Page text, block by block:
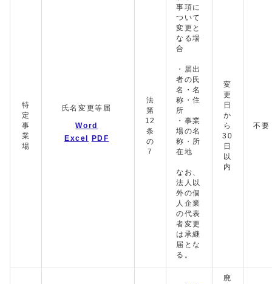
特
定
事
業
場
氏名変更等届
Word
Excel
PDF
法
第
12
条
の
7
事項に
ついて
変更と
なる場
合
・届出
者の氏
名・名
称・住
所
・事業
場の名
称・所
在地
なお、
法人以
外の個
人企業
の代表
者変更
は承継
届とな
る。
変
更
日
か
ら
30
日
以
内
不要
廃